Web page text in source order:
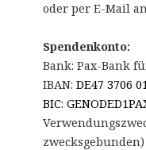
oder per E-Mail
Spendenkonto:
Bank: Pax-Bank
IBAN: DE47 3706
BIC:
zwecksgebunden)